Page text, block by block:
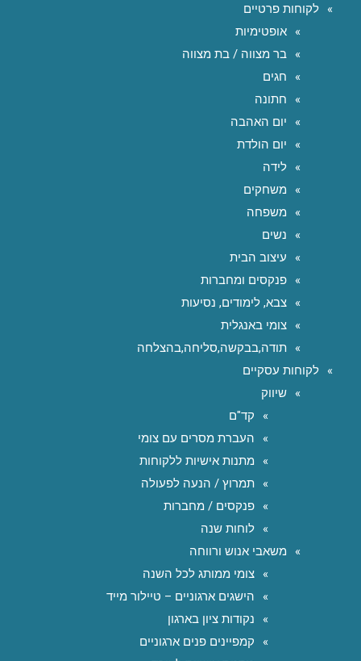
לקוחות פרטיים
אופטימיות
בר מצווה / בת מצווה
חגים
חתונה
יום האהבה
יום הולדת
לידה
משחקים
משפחה
נשים
עיצוב הבית
פנקסים ומחברות
צבא, לימודים, נסיעות
צומי באנגלית
תודה,בבקשה,סליחה,בהצלחה
לקוחות עסקיים
שיווק
קד"ם
העברת מסרים עם צומי
מתנות אישיות ללקוחות
תמרוץ / הנעה לפעולה
פנקסים / מחברות
לוחות שנה
משאבי אנוש ורווחה
צומי ממותג לכל השנה
הישגים ארגוניים – טיילור מייד
נקודות ציון בארגון
קמפיינים פנים ארגוניים